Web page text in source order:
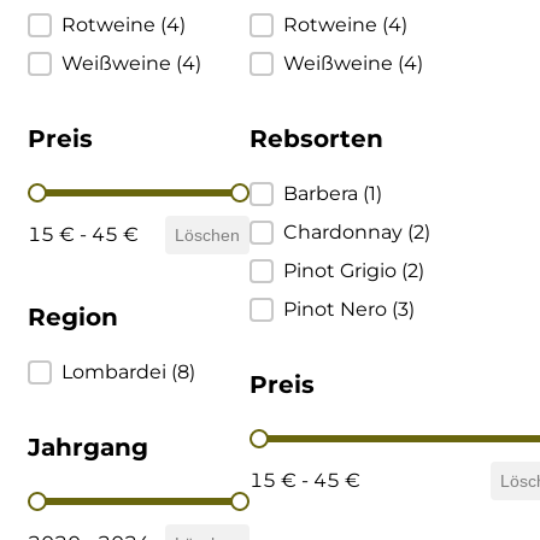
Rotweine (4)
Weißweine (4)
Preis
Preis
15 € - 45 € Löschen
Region
Region
Lombardei (8)
Jahrgang
Jahrgang
Rotweine (4)
Weißweine (4)
Rebsorten
Rebsorten
Barbera (1)
Chardonnay (2)
Pinot Grigio (2)
Pinot Nero (3)
Preis
Preis
15 € - 45 €
Ulta
Brigaldara
Bruna
Capichera
Castiglion del Bosco
Ceci 1938